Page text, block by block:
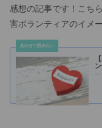
感想の記事です！こち
害ボランティアのイメ
...